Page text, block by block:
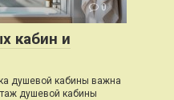
0
кабин и
душевой кабины важна
душевой кабины